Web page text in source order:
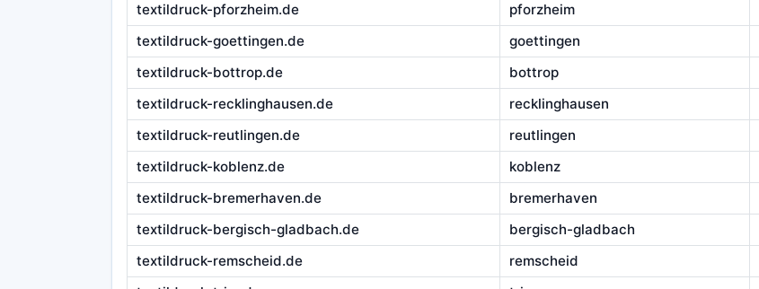
textildruck-pforzheim.de
pforzheim
textildruck-goettingen.de
goettingen
textildruck-bottrop.de
bottrop
textildruck-recklinghausen.de
recklinghausen
textildruck-reutlingen.de
reutlingen
textildruck-koblenz.de
koblenz
textildruck-bremerhaven.de
bremerhaven
textildruck-bergisch-gladbach.de
bergisch-gladbach
textildruck-remscheid.de
remscheid